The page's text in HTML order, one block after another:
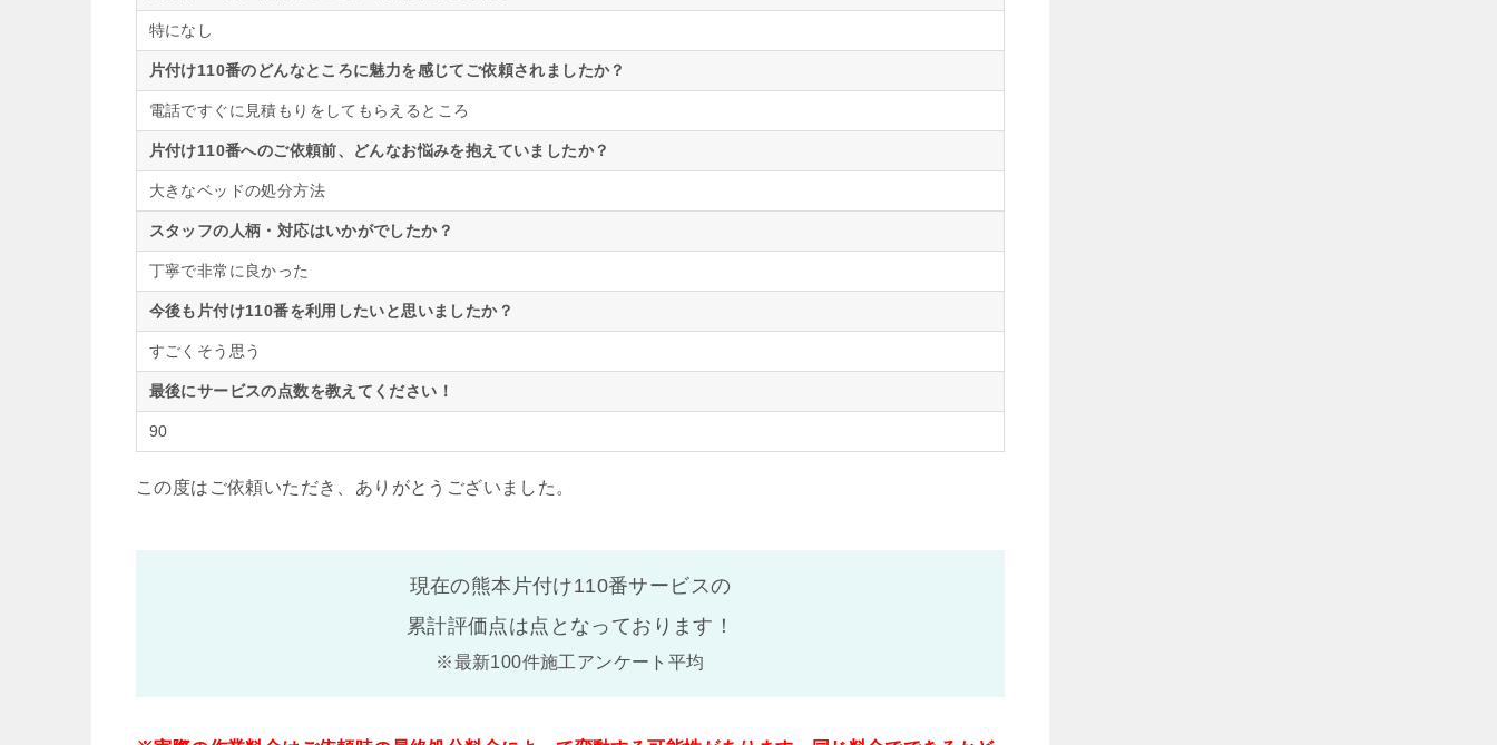
特になし
片付け110番のどんなところに魅力を感じてご依頼されましたか？
電話ですぐに見積もりをしてもらえるところ
片付け110番へのご依頼前、どんなお悩みを抱えていましたか？
大きなベッドの処分方法
スタッフの人柄・対応はいかがでしたか？
丁寧で非常に良かった
今後も片付け110番を利用したいと思いましたか？
すごくそう思う
最後にサービスの点数を教えてください！
90
この度はご依頼いただき、ありがとうございました。
現在の熊本片付け110番サービスの
累計評価点は点となっております！
※最新100件施工アンケート平均